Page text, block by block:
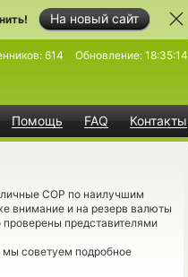
На новый сайт
Помощь FAQ Контакты
614 Обновление: 18:35:14
COP по наилучшим
внимание и на резерв валюты
представителями
мы советуем подробное